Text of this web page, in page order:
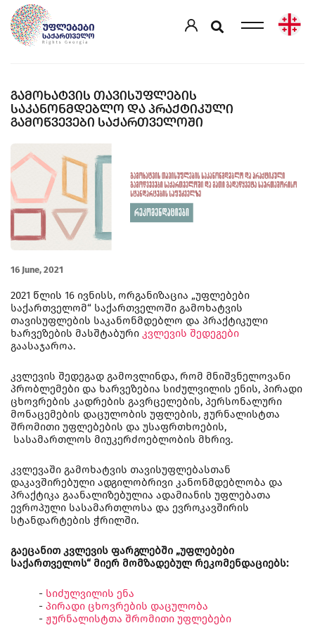
ᲒᲐᲛᲝᲮᲐᲢᲕᲘᲡ ᲗᲐᲕᲘᲡᲣᲤᲚᲔᲑᲘᲡ
ᲡᲐᲙᲐᲜᲝᲜᲛᲓᲔᲑᲚᲝ ᲓᲐ ᲞᲠᲐᲥᲢᲘᲙᲣᲚᲘ
ᲒᲐᲛᲝᲬᲕᲔᲕᲔᲑᲘ ᲡᲐᲥᲐᲠᲗᲕᲔᲚᲝᲨᲘ
16 June, 2021
2021 წლის 16 ივნისს, ორგანიზაცია „უფლებები
საქართველომ“ საქართველოში გამოხატვის
თავისუფლების საკანონმდებლო და პრაქტიკული
ხარვეზების მასშტაბური კვლევის შედეგები
გაასაჯაროა.
კვლევის შედეგად გამოვლინდა, რომ მნიშვნელოვანი
პრობლემები და ხარვეზებია სიძულვილის ენის, პირადი
ცხოვრების კადრების გავრცელების, პერსონალური
მონაცემების დაცულობის უფლების, ჟურნალისტთა
შრომითი უფლებების და უსაფრთხოების,
სასამართლოს მიუკერძოებლობის მხრივ.
კვლევაში გამოხატვის თავისუფლებასთან
დაკავშირებული ადგილობრივი კანონმდებლობა და
პრაქტიკა გაანალიზებულია ადამიანის უფლებათა
ევროპული სასამართლოსა და ევროკავშირის
სტანდარტების ჭრილში.
გაეცანით კვლევის ფარგლებში „უფლებები
საქართველოს“ მიერ მომზადებულ რეკომენდაციებს:
- სიძულვილის ენა
- პირადი ცხოვრების დაცულობა
- ჟურნალისტთა შრომითი უფლებები